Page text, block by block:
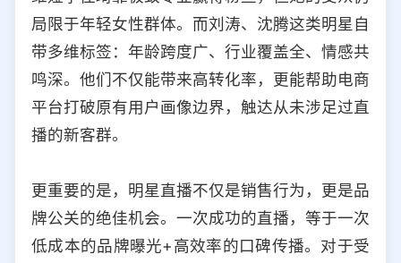
局限于年轻女性群体。而刘涛、沈腾这类明星自
带多维标签：年龄跨度广、行业覆盖全、情感共
鸣深。他们不仅能带来高转化率，更能帮助电商
平台打破原有用户画像边界，触达从未涉足过直
播的新客群。
更重要的是，明星直播不仅是销售行为，更是品
牌公关的绝佳机会。一次成功的直播，等于一次
低成本的品牌曝光+高效率的口碑传播。对于受